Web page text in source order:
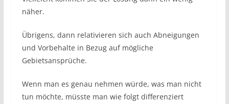
näher.
Übrigens, dann relativieren sich auch Abneigungen
und Vorbehalte in Bezug auf mögliche
Gebietsansprüche.
Wenn man es genau nehmen würde, was man nicht
tun möchte, müsste man wie folgt differenziert